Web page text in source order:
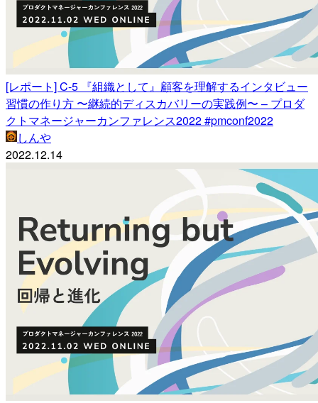
[レポート] C-5 『組織として』顧客を理解するインタビュー
習慣の作り方 〜継続的ディスカバリーの実践例〜 – プロダ
クトマネージャーカンファレンス2022 #pmconf2022
しんや
2022.12.14